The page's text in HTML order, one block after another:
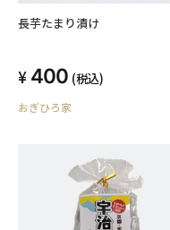
長芋たまり漬け
400 (税込)
おぎひろ家